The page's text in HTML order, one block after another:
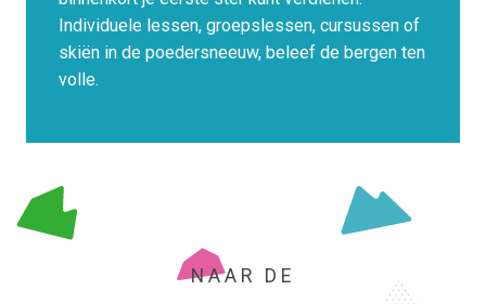
Individuele lessen, groepslessen, cursussen of
skiën in de poedersneeuw, beleef de bergen ten
volle.
NAAR DE